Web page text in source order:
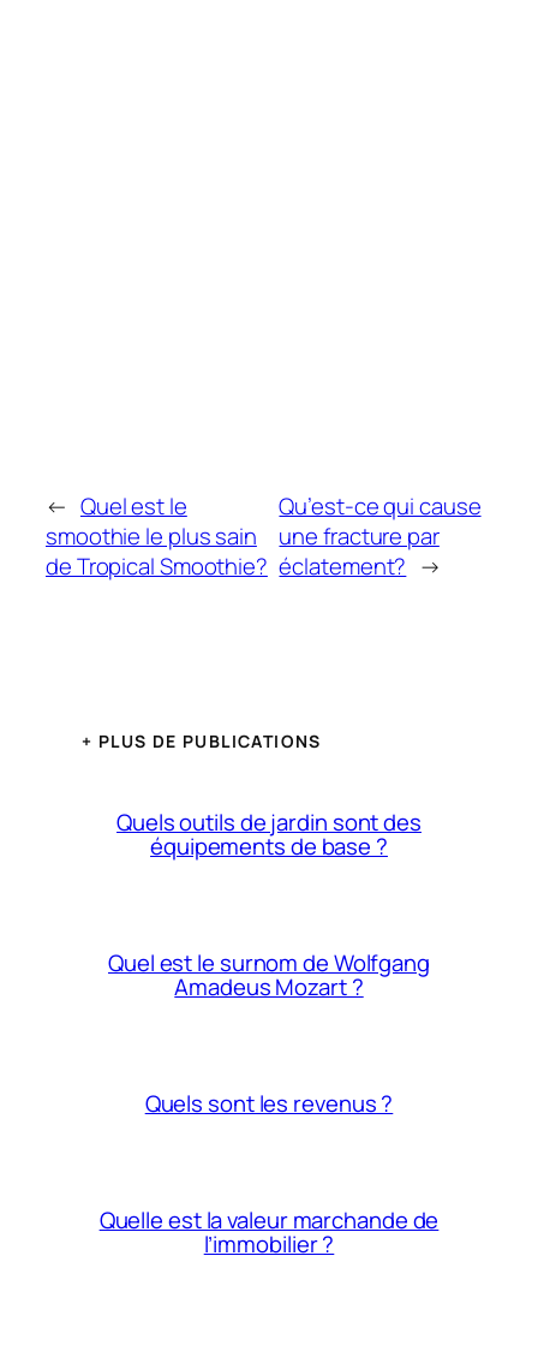
← Quel est le
smoothie le plus sain
de Tropical Smoothie?
Qu’est-ce qui cause
une fracture par
éclatement? →
+ PLUS DE PUBLICATIONS
Quels outils de jardin sont des
équipements de base ?
Quel est le surnom de Wolfgang
Amadeus Mozart ?
Quels sont les revenus ?
Quelle est la valeur marchande de
l’immobilier ?